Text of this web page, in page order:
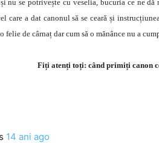
nu se potrivește cu veselia, bucuria ce ne
care a dat canonul să se ceară și
felie de cârnaț dar cum să o mănânce nu a
Fiți atenți toți: când primiți canon
14 ani ago